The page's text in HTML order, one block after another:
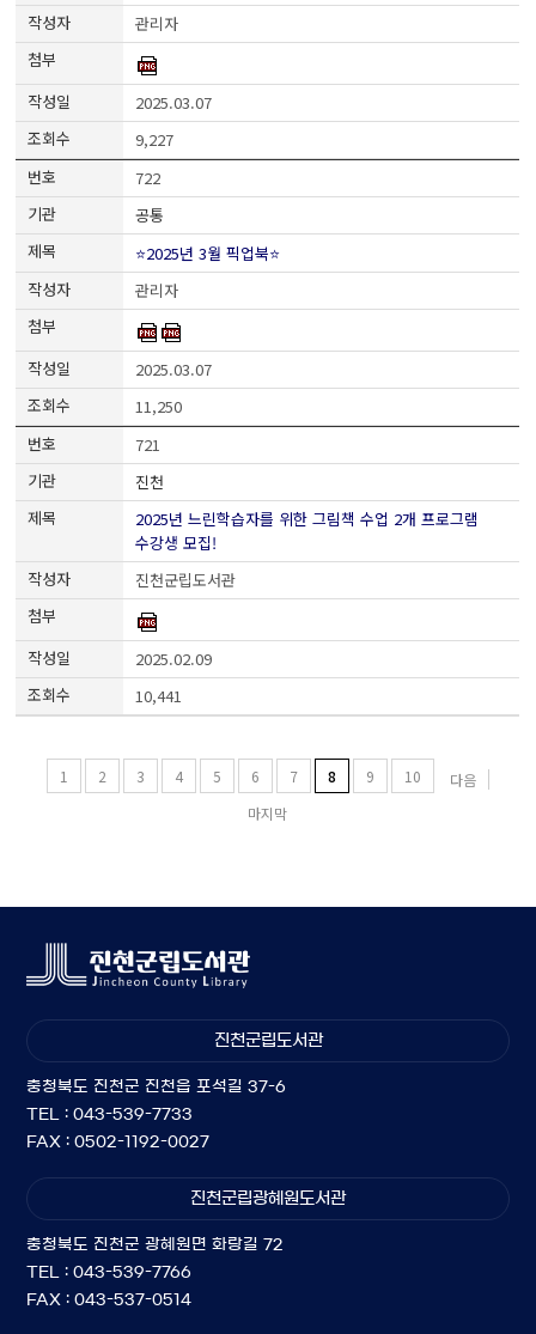
관리자
2025.03.07
9,227
722
공통
⭐2025년 3월 픽업북⭐
관리자
2025.03.07
11,250
721
진천
2025년 느린학습자를 위한 그림책 수업 2개 프로그램
수강생 모집!
진천군립도서관
2025.02.09
10,441
1 2 3 4 5 6 7 8 9 10
다음
마지막
진천군립도서관
충청북도 진천군 진천읍 포석길 37-6
TEL : 043-539-7733
FAX : 0502-1192-0027
진천군립광혜원도서관
충청북도 진천군 광혜원면 화랑길 72
TEL : 043-539-7766
FAX : 043-537-0514